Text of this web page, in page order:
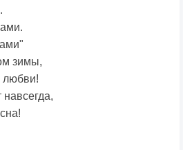
зимы,
любви!
навсегда,